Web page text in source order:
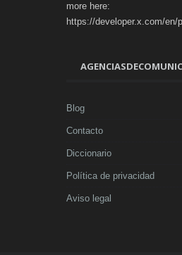
more here:
https://developer.x.com/en/
Blog
Contacto
Diccionario
Política de privacidad
Aviso legal